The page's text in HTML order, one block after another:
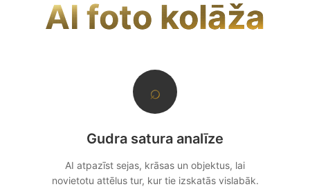
AI foto kolāža
⌕
Gudra satura analīze
AI atpazīst sejas, krāsas un objektus, lai
novietotu attēlus tur, kur tie izskatās vislabāk.